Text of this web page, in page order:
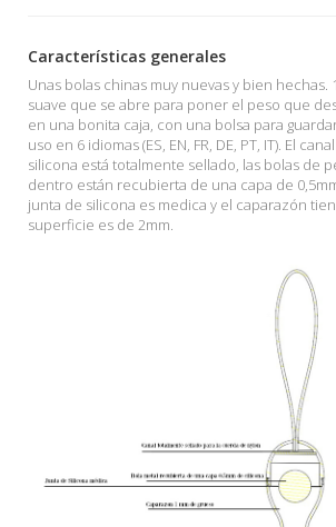
Características generales
Unas bolas chinas muy nuevas y bien hechas.
suave que se abre para poner el peso que
en una bonita caja, con una bolsa para
uso en 6 idiomas (ES, EN, FR, DE, PT, IT). El
silicona está totalmente sellado, las bolas de
dentro están recubierta de una capa de
junta de silicona es medica y el caparazón
superficie es de 2mm.